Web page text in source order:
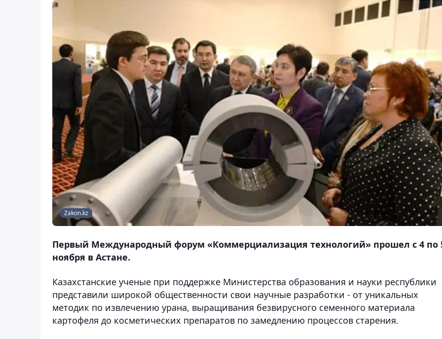
Zakon.kz
Первый Международный форум «Коммерциализация технологий» прошел с 4 по
ноября в Астане.
Казахстанские ученые при поддержке Министерства образования и науки республики
представили широкой общественности свои научные разработки - от уникальных
методик по извлечению урана, выращивания безвирусного семенного материала
картофеля до косметических препаратов по замедлению процессов старения.